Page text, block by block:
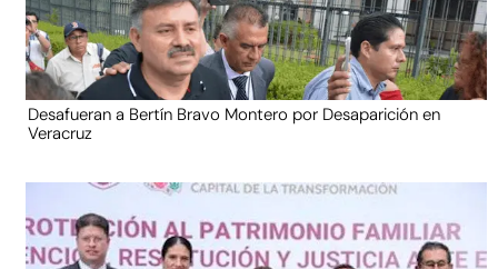
Desafueran a Bertín Bravo Montero por Desaparición en
Veracruz